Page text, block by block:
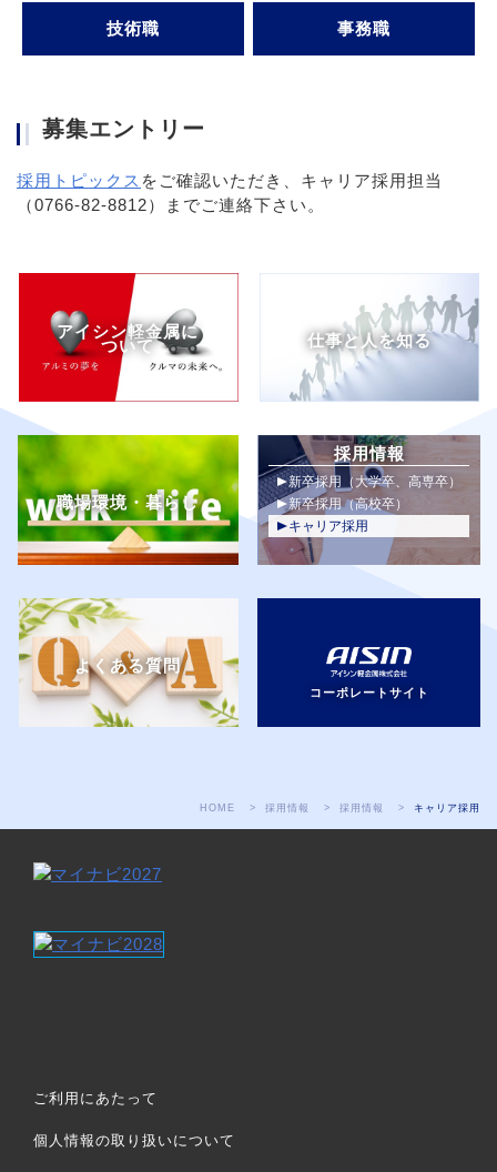
技術職 事務職
募集エントリー
採用トピックス をご確認いただき、キャリア採用担当
（0766-82-8812）までご連絡下さい。
アイシン軽金属に
ついて 仕事と人を知る
職場環境・暮らし
採用情報
新卒採用
（大学卒、高専卒）
新卒採用（高校卒）
キャリア採用
よくある質問
コーポレートサイト
HOME 採用情報 採用情報 キャリア採用
ご利用にあたって
個人情報の取り扱いについて